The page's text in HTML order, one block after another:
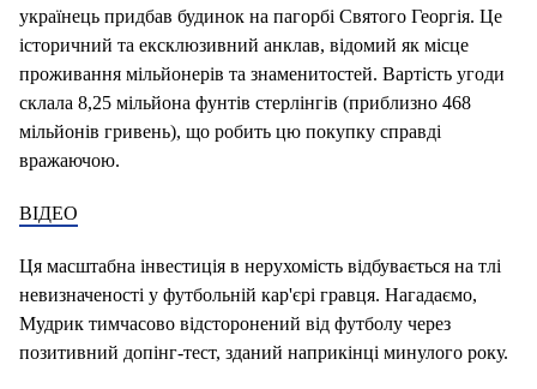
українець придбав будинок на пагорбі Святого Георгія. Це
історичний та ексклюзивний анклав, відомий як місце
проживання мільйонерів та знаменитостей. Вартість угоди
склала 8,25 мільйона фунтів стерлінгів (приблизно 468
мільйонів гривень), що робить цю покупку справді
вражаючою.
ВІДЕО
Ця масштабна інвестиція в нерухомість відбувається на тлі
невизначеності у футбольній кар'єрі гравця. Нагадаємо,
Мудрик тимчасово відсторонений від футболу через
позитивний допінг-тест, зданий наприкінці минулого року.